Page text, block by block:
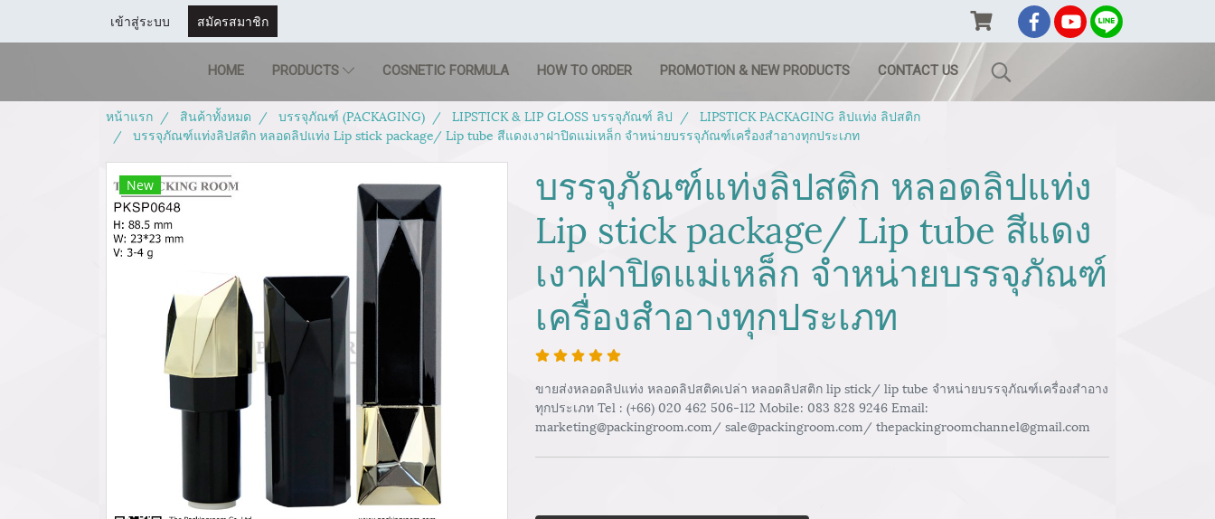
เข้าสู่ระบบ สมัครสมาชิก
HOME PRODUCTS COSNETIC FORMULA HOW TO ORDER PROMOTION & NEW PRODUCTS CONTACT US
หน้าแรก สินค้าทั้งหมด บรรจุภัณฑ์ (PACKAGING) LIPSTICK & LIP GLOSS บรรจุภัณฑ์ ลิป
LIPSTICK PACKAGING ลิปแท่ง ลิปสติก
บรรจุภัณฑ์แท่งลิปสติก หลอดลิปแท่ง Lip stick package/ Lip tube สีแดงเงาฝาปิดแม่เหล็ก จำหน่ายบรรจุภัณฑ์เครื่องสำอางทุกประเภท
New
บรรจุภัณฑ์แท่งลิปสติก หลอดลิปแท่ง
Lip stick package/ Lip tube สีแดง
เงาฝาปิดแม่เหล็ก จำหน่ายบรรจุภัณฑ์
เครื่องสำอางทุกประเภท
ขายส่งหลอดลิปแท่ง หลอดลิปสติคเปล่า หลอดลิปสติก lip stick/ lip tube จำหน่ายบรรจุภัณฑ์เครื่องสำอาง
ทุกประเภท Tel : (+66) 020 462 506-112 Mobile: 083 828 9246 Email:
marketing@packingroom.com/ sale@packingroom.com/ thepackingroomchannel@gmail.com